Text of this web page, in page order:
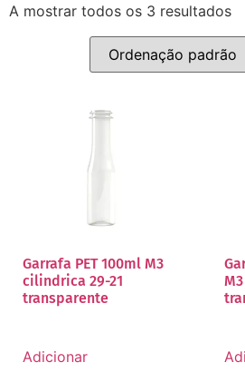
A mostrar todos os 3 resultados
Garrafa PET 100ml M3
cilindrica 29-21
transparente
Adicionar